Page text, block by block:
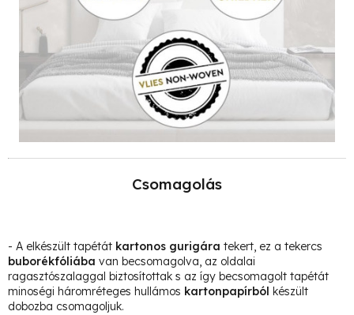
Csomagolás
- A elkészült tapétát kartonos gurigára tekert, ez a tekercs
buborékfóliába van becsomagolva, az oldalai
ragasztószalaggal biztosítottak s az így becsomagolt tapétát
minoségi háromréteges hullámos kartonpapírból készült
dobozba csomagoljuk.